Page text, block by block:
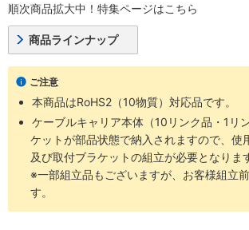
順次商品拡大中！特集ページはこちら
商品ラインナップ
ご注意
本商品はRoHS2（10物質）対応品です。
ケーブルキャリア本体（10リンク品・1リ
ケットが部品状態で納入されますので、使
及び取付ブラケットの組立が必要となりま
※一部組立品もございますが、お客様組立
す。